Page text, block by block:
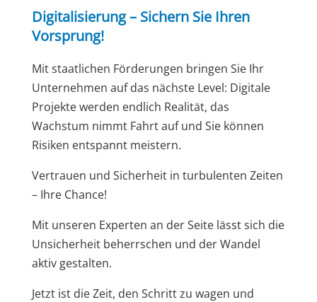
Digitalisierung – Sichern Sie Ihren
Vorsprung!
Mit staatlichen Förderungen bringen Sie Ihr
Unternehmen auf das nächste Level: Digitale
Projekte werden endlich Realität, das
Wachstum nimmt Fahrt auf und Sie können
Risiken entspannt meistern.
Vertrauen und Sicherheit in turbulenten Zeiten
– Ihre Chance!
Mit unseren Experten an der Seite lässt sich die
Unsicherheit beherrschen und der Wandel
aktiv gestalten.
Jetzt ist die Zeit, den Schritt zu wagen und